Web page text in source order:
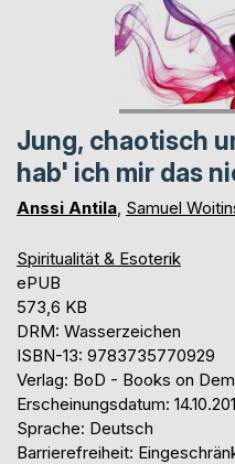
Jung, chaotisch
hab' ich mir das
Anssi Antila Samuel
Spiritualität & Esoterik
ePUB
573,6 KB
DRM: Wasserzeichen
ISBN-13: 9783735770929
Verlag: BoD - Books on
Erscheinungsdatum:
Sprache: Deutsch
Barrierefreiheit: